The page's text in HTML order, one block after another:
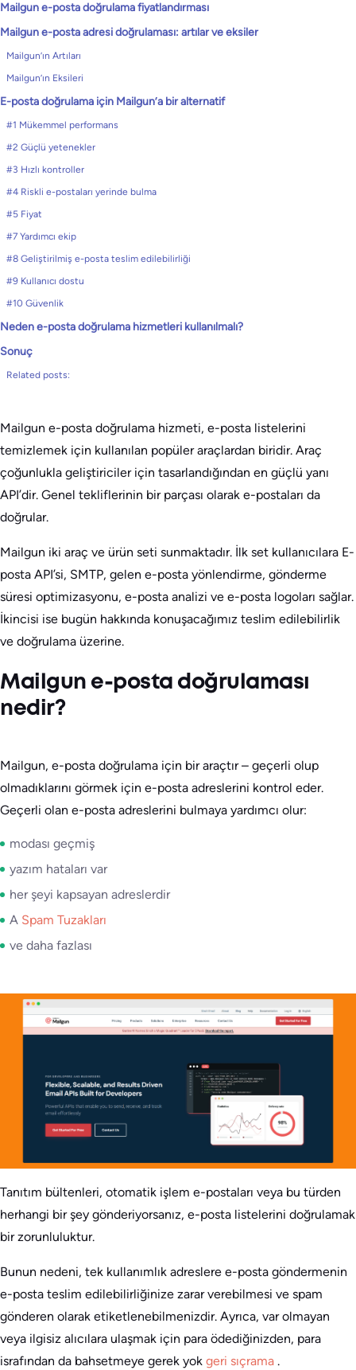
Mailgun e-posta doğrulama fiyatlandırması
Mailgun e-posta adresi doğrulaması: artılar ve eksiler
Mailgun’ın Artıları
Mailgun’ın Eksileri
E-posta doğrulama için Mailgun’a bir alternatif
#1 Mükemmel performans
#2 Güçlü yetenekler
#3 Hızlı kontroller
#4 Riskli e-postaları yerinde bulma
#5 Fiyat
#7 Yardımcı ekip
#8 Geliştirilmiş e-posta teslim edilebilirliği
#9 Kullanıcı dostu
#10 Güvenlik
Neden e-posta doğrulama hizmetleri kullanılmalı?
Sonuç
Related posts:
Mailgun e-posta doğrulama hizmeti, e-posta listelerini
temizlemek için kullanılan popüler araçlardan biridir. Araç
çoğunlukla geliştiriciler için tasarlandığından en güçlü yanı
API’dir. Genel tekliflerinin bir parçası olarak e-postaları da
doğrular.
Mailgun iki araç ve ürün seti sunmaktadır. İlk set kullanıcılara E-
posta API’si, SMTP, gelen e-posta yönlendirme, gönderme
süresi optimizasyonu, e-posta analizi ve e-posta logoları sağlar.
İkincisi ise bugün hakkında konuşacağımız teslim edilebilirlik
ve doğrulama üzerine.
Mailgun e-posta doğrulaması
nedir?
Mailgun, e-posta doğrulama için bir araçtır – geçerli olup
olmadıklarını görmek için e-posta adreslerini kontrol eder.
Geçerli olan e-posta adreslerini bulmaya yardımcı olur:
modası geçmiş
yazım hataları var
her şeyi kapsayan adreslerdir
A Spam Tuzakları
ve daha fazlası
Tanıtım bültenleri, otomatik işlem e-postaları veya bu türden
herhangi bir şey gönderiyorsanız, e-posta listelerini doğrulamak
bir zorunluluktur.
Bunun nedeni, tek kullanımlık adreslere e-posta göndermenin
e-posta teslim edilebilirliğinize zarar verebilmesi ve spam
gönderen olarak etiketlenebilmenizdir. Ayrıca, var olmayan
veya ilgisiz alıcılara ulaşmak için para ödediğinizden, para
israfından da bahsetmeye gerek yok geri sıçrama .